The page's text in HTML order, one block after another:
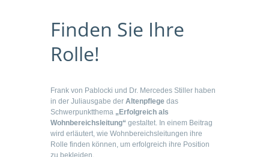
Finden Sie Ihre
Rolle!
Frank von Pablocki und Dr. Mercedes Stiller haben
in der Juliausgabe der Altenpflege das
Schwerpunktthema „Erfolgreich als
Wohnbereichsleitung“ gestaltet. In einem Beitrag
wird erläutert, wie Wohnbereichsleitungen ihre
Rolle finden können, um erfolgreich ihre Position